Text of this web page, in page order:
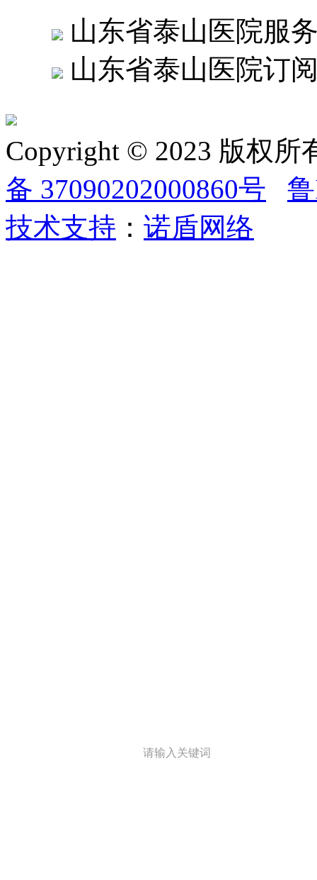
山东省泰山医院服
山东省泰山医院订
Copyright © 2023 版权
备 37090202000860号
技术支持 ： 诺盾网络